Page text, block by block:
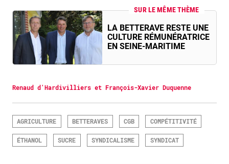
SUR LE MÊME THÈME
LA BETTERAVE RESTE UNE
CULTURE RÉMUNÉRATRICE
EN SEINE-MARITIME
Renaud d'Hardivilliers et François-Xavier Duquenne
AGRICULTURE BETTERAVES CGB COMPÉTITIVITÉ
ÉTHANOL SUCRE SYNDICALISME SYNDICAT